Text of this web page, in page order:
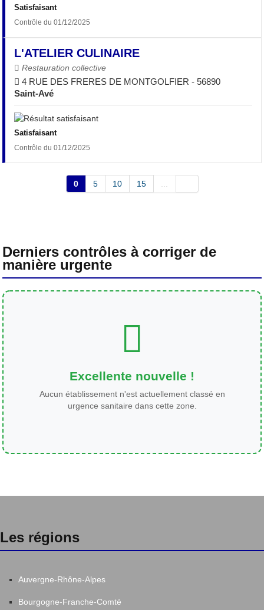
Satisfaisant
Contrôle du 01/12/2025
L'ATELIER CULINAIRE
Restauration collective
4 RUE DES FRERES DE MONTGOLFIER - 56890
Saint-Avé
Satisfaisant
Contrôle du 01/12/2025
0 5 10 15
Derniers contrôles à corriger de
manière urgente
Excellente nouvelle !
Aucun établissement n'est actuellement classé en
urgence sanitaire dans cette zone.
Les régions
Auvergne-Rhône-Alpes
Bourgogne-Franche-Comté